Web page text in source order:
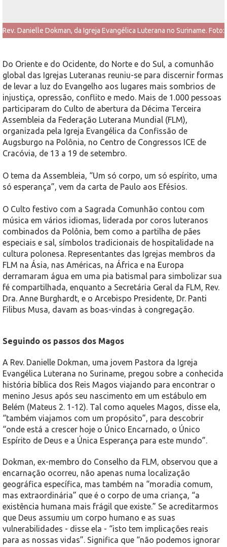
Rev. Danielle Dokman, da Igreja Evangélica Luterana no Suriname. Foto:
Do Oriente e do Ocidente, do Norte e do Sul, a comunhão
global das Igrejas Luteranas reuniu-se para discernir formas
de levar a luz do Evangelho aos lugares mais sombrios de
injustiça, opressão, conflito e medo. Mais de 1.000 pessoas
participaram do Culto de abertura da Décima Terceira
Assembleia da Federação Luterana Mundial (FLM),
organizada pela Igreja Evangélica da Confissão de
Augsburgo na Polônia, no Centro de Congressos ICE de
Cracóvia, de 13 a 19 de setembro.
O tema da Assembleia, “Um só corpo, um só espírito, uma
só esperança”, vem da carta de Paulo aos Efésios.
O Culto festivo com a Sagrada Comunhão contou com
música em vários idiomas, liderada por coros luteranos
combinados da Polônia, bem como a partilha de pães
especiais e sal, símbolos tradicionais de hospitalidade na
cultura polonesa. Representantes das Igrejas membros da
FLM na Ásia, nas Américas, na África e na Europa
derramaram água em uma pia batismal para simbolizar sua
fé compartilhada, enquanto a Secretária Geral da FLM, Rev.
Dra. Anne Burghardt, e o Arcebispo Presidente, Dr. Panti
Filibus Musa, davam as boas-vindas à congregação.
Seguindo os passos dos Magos
A Rev. Danielle Dokman, uma jovem Pastora da Igreja
Evangélica Luterana no Suriname, pregou sobre a conhecida
história bíblica dos Reis Magos viajando para encontrar o
menino Jesus após seu nascimento em um estábulo em
Belém (Mateus 2. 1-12). Tal como aqueles Magos, disse ela,
“também viajamos com um propósito”, para descobrir
“onde está a crescer hoje o Único Encarnado, o Único
Espírito de Deus e a Única Esperança para este mundo”.
Dokman, ex-membro do Conselho da FLM, observou que a
encarnação ocorreu, não apenas numa localização
geográfica específica, mas também na “moradia comum,
mas extraordinária” que é o corpo de uma criança, “a
existência humana mais frágil que existe.” Se acreditarmos
que Deus assumiu um corpo humano e as suas
vulnerabilidades - disse ela - “isto tem implicações reais
para as nossas vidas”. Significa que “não podemos ignorar